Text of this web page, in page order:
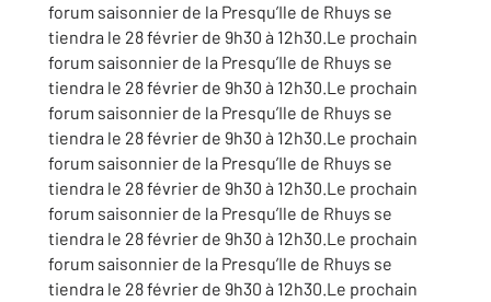
forum saisonnier de la Presqu’Ile de Rhuys se
tiendra le 28 février de 9h30 à 12h30.Le prochain
forum saisonnier de la Presqu’Ile de Rhuys se
tiendra le 28 février de 9h30 à 12h30.Le prochain
forum saisonnier de la Presqu’Ile de Rhuys se
tiendra le 28 février de 9h30 à 12h30.Le prochain
forum saisonnier de la Presqu’Ile de Rhuys se
tiendra le 28 février de 9h30 à 12h30.Le prochain
forum saisonnier de la Presqu’Ile de Rhuys se
tiendra le 28 février de 9h30 à 12h30.Le prochain
forum saisonnier de la Presqu’Ile de Rhuys se
tiendra le 28 février de 9h30 à 12h30.Le prochain